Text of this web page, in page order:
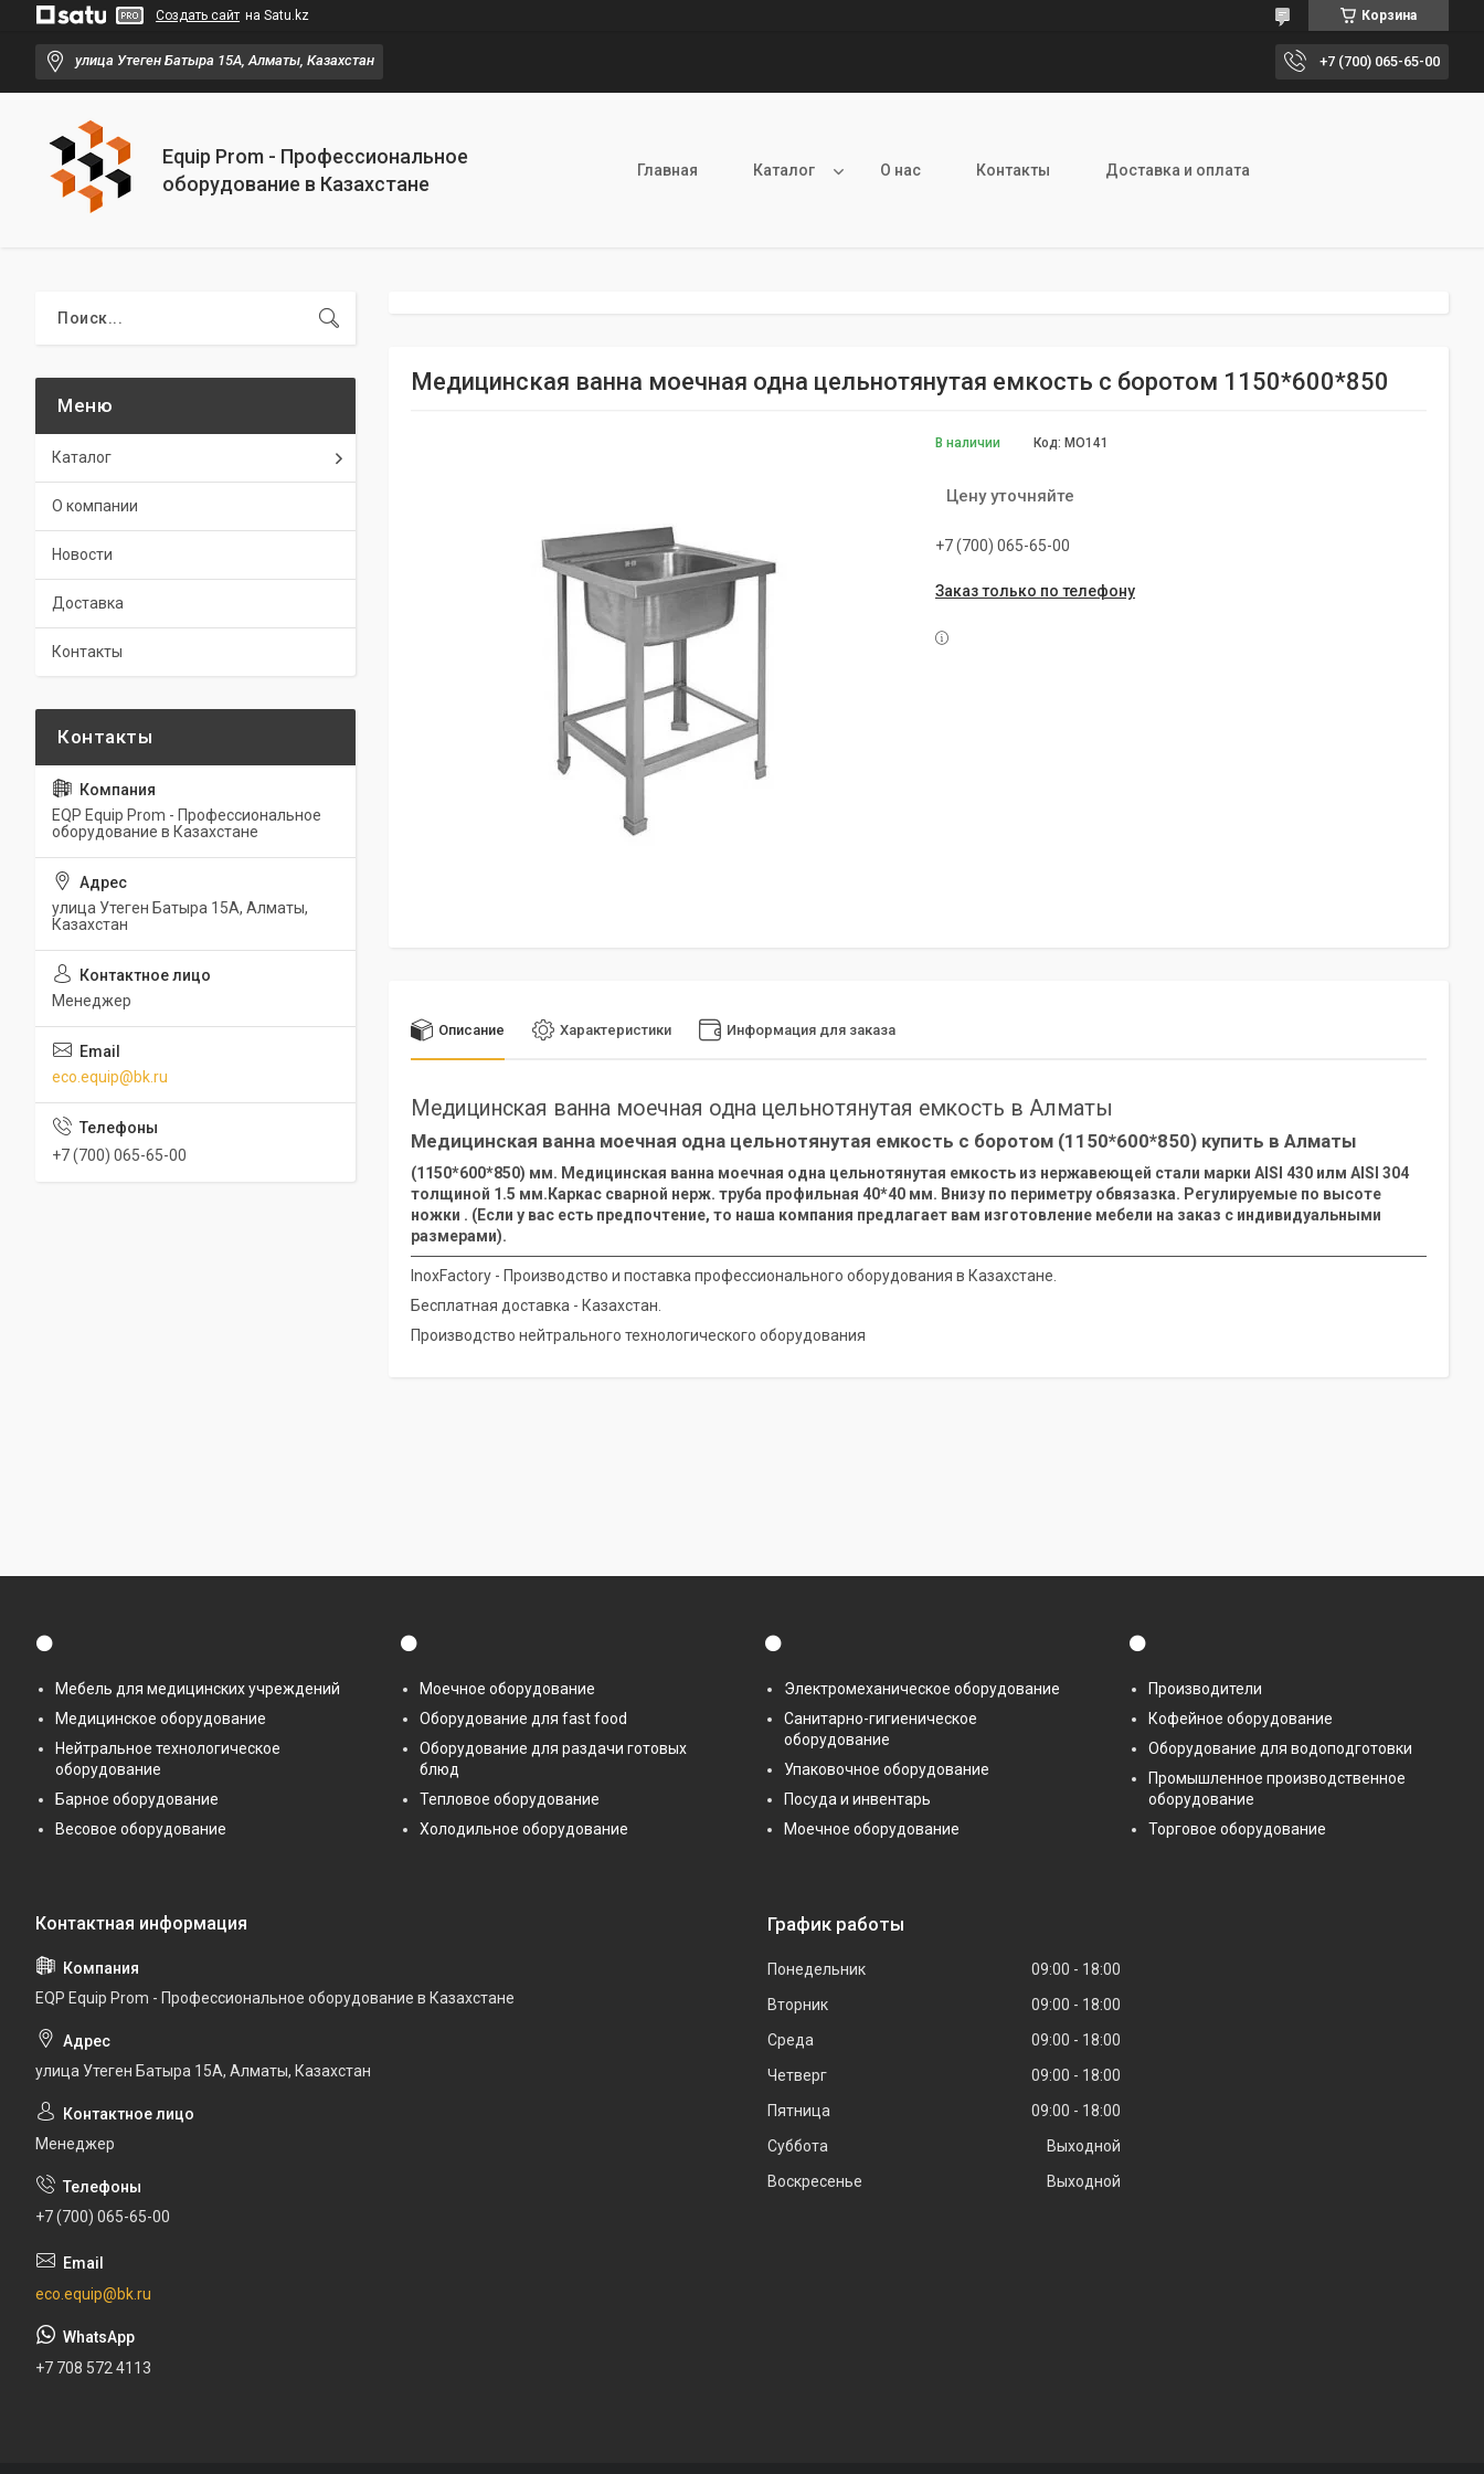
Создать сайт на Satu.kz Корзина
улица Утеген Батыра 15А, Алматы, Казахстан +7 (700) 065-65-00
Equip Prom - Профессиональное
оборудование в Казахстане
Главная Каталог О нас Контакты Доставка и оплата
Медицинская ванна моечная одна цельнотянутая емкость с боротом 1150*600*850
В наличии Код: МО141
Цену уточняйте
+7 (700) 065-65-00
Заказ только по телефону
Описание Характеристики Информация для заказа
Медицинская ванна моечная одна цельнотянутая емкость в Алматы
Медицинская ванна моечная одна цельнотянутая емкость с боротом (1150*600*850) купить в Алматы
(1150*600*850) мм. Медицинская ванна моечная одна цельнотянутая емкость из нержавеющей стали марки AISI 430 илм AISI 304
толщиной 1.5 мм.Каркас сварной нерж. труба профильная 40*40 мм. Внизу по периметру обвязазка. Регулируемые по высоте
ножки . (Если у вас есть предпочтение, то наша компания предлагает вам изготовление мебели на заказ с индивидуальными
размерами).
InoxFactory - Производство и поставка профессионального оборудования в Казахстане.
Бесплатная доставка - Казахстан.
Производство нейтрального технологического оборудования
Каталог
О компании
Новости
Доставка
Контакты
EQP Equip Prom - Профессиональное
оборудование в Казахстане
улица Утеген Батыра 15А, Алматы,
Казахстан
Менеджер
eco.equip@bk.ru
+7 (700) 065-65-00
⚫
Мебель для медицинских учреждений
Медицинское оборудование
Нейтральное технологическое
оборудование
Барное оборудование
Весовое оборудование
⚫
Моечное оборудование
Оборудование для fast food
Оборудование для раздачи готовых
блюд
Тепловое оборудование
Холодильное оборудование
⚫
Электромеханическое оборудование
Санитарно-гигиеническое
оборудование
Упаковочное оборудование
Посуда и инвентарь
Моечное оборудование
⚫
Производители
Кофейное оборудование
Оборудование для водоподготовки
Промышленное производственное
оборудование
Торговое оборудование
EQP Equip Prom - Профессиональное оборудование в Казахстане
улица Утеген Батыра 15А, Алматы, Казахстан
Менеджер
+7 (700) 065-65-00
eco.equip@bk.ru
+7 708 572 4113
График работы
Понедельник 09:00
18:00
Вторник
09:00
18:00
Среда
09:00
18:00
Четверг
09:00
18:00
Пятница
09:00
18:00
Суббота
Выходной
Воскресенье
Выходной